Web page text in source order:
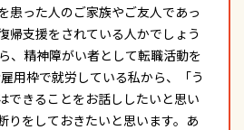
患った人のご家族やご友人であっ
帰支援をされている人かでしょう
、精神障がい者として転職活動を
用枠で就労している私から、「う
できることをお話ししたいと思い
りをしておきたいと思います。あ